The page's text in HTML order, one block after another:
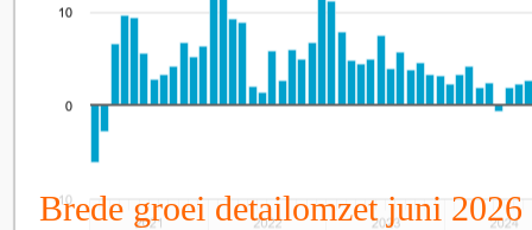
Brede groei detailomzet juni 2026